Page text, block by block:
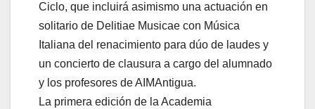
Ciclo, que incluirá asimismo una actuación en
solitario de Delitiae Musicae con Música
Italiana del renacimiento para dúo de laudes y
un concierto de clausura a cargo del alumnado
y los profesores de AIMAntigua.
La primera edición de la Academia